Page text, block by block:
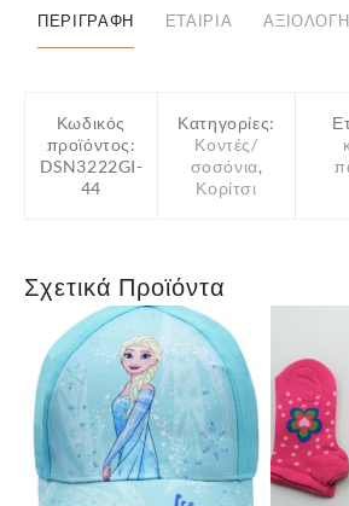
5)
ποσότητα
ΠΕΡΙΓΡΑΦΉ ΕΤΑΙΡΊΑ
Κωδικός
προϊόντος:
DSN3222GI-
44
Κατηγορίες:
Κοντές/
σοσόνια,
Κορίτσι
Σχετικά Προϊόντα